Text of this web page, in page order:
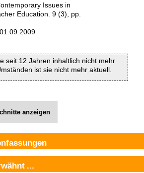
Issues in
Education. 9 (3), pp.
01.09.2009
seit 12 Jahren inhaltlich nicht mehr
ist sie nicht mehr aktuell.
anzeigen
...